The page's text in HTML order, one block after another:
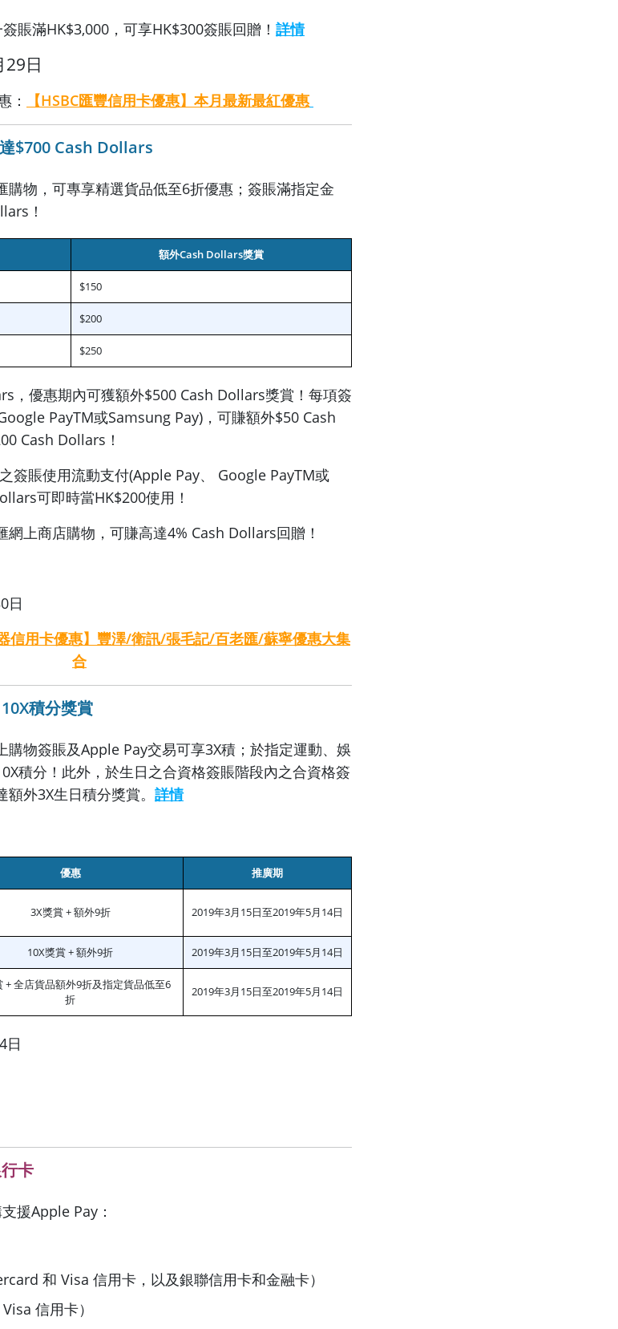
賬滿HK$3,000，可享HK$300簽賬回贈！ 詳情
29日
： 【HSBC匯豐信用卡優惠】本月最新最紅優惠
$700 Cash Dollars
購物，可專享精選貨品低至6折優惠；簽賬滿指定金
！
額外Cash Dollars獎賞
$150
$200
$250
，優惠期內可獲額外$500 Cash Dollars獎賞！每項簽
PayTM或Samsung Pay)，可賺額外$50 Cash
Cash Dollars！
簽賬使用流動支付(Apple Pay、 Google PayTM或
可即時當HK$200使用！
網上商店購物，可賺高達4% Cash Dollars回贈！
日
器信用卡優惠】豐澤/衛訊/張毛記/百老匯/蘇寧優惠大集
合
積分獎賞
購物簽賬及Apple Pay交易可享3X積；於指定運動、娛
積分！此外，於生日之合資格簽賬階段內之合資格簽
外3X生日積分獎賞。 詳情
優惠 推廣期
3X獎賞 + 額外9折 2019年3月15日至2019年5月14日
10X獎賞 + 額外9折 2019年3月15日至2019年5月14日
+ 全店貨品額外9折及指定貨品低至6
折
2019年3月15日至2019年5月14日
日
卡
援Apple Pay：
和 Visa 信用卡，以及銀聯信用卡和金融卡）
信用卡）